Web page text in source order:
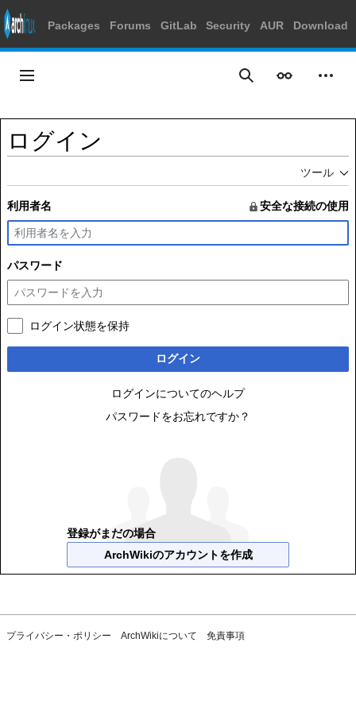
Packages Forums GitLab Security AUR Download
ス
プ
メインメニュー 検索 表示 個人
ログイン
ツール
利用者名 安全な接続の使用
パスワード
ログイン状態を保持
ログイン
ログインについてのヘルプ
パスワードをお忘れですか？
登録がまだの場合
ArchWikiのアカウントを作成
プライバシー・ポリシー ArchWikiについて 免責事項